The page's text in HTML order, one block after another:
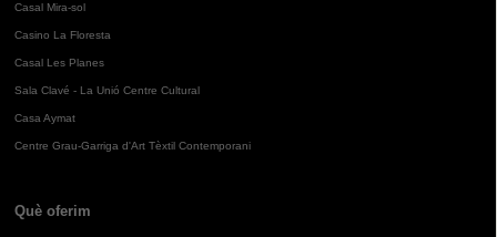
Casal Mira-sol
Casino La Floresta
Casal Les Planes
Sala Clavé - La Unió Centre Cultural
Casa Aymat
Centre Grau-Garriga d'Art Tèxtil Contemporani
Què oferim